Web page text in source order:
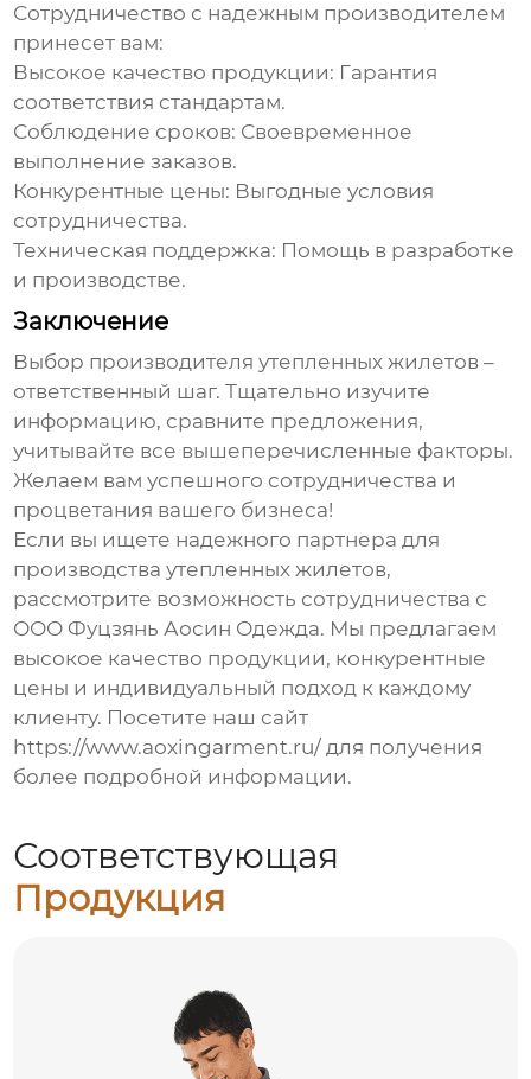
Сотрудничество с надежным производителем
принесет вам:
Высокое качество продукции: Гарантия
соответствия стандартам.
Соблюдение сроков: Своевременное
выполнение заказов.
Конкурентные цены: Выгодные условия
сотрудничества.
Техническая поддержка: Помощь в разработке
и производстве.
Заключение
Выбор производителя утепленных жилетов –
ответственный шаг. Тщательно изучите
информацию, сравните предложения,
учитывайте все вышеперечисленные факторы.
Желаем вам успешного сотрудничества и
процветания вашего бизнеса!
Если вы ищете надежного партнера для
производства утепленных жилетов,
рассмотрите возможность сотрудничества с
ООО Фуцзянь Аосин Одежда. Мы предлагаем
высокое качество продукции, конкурентные
цены и индивидуальный подход к каждому
клиенту. Посетите наш сайт
https://www.aoxingarment.ru/ для получения
более подробной информации.
Соответствующая
Продукция